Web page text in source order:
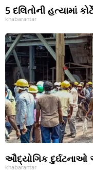
5 દલિતોની હત્યામાં
khabarantar
ઔદ્યોગિક દુર્ઘટનાઓ
khabarantar